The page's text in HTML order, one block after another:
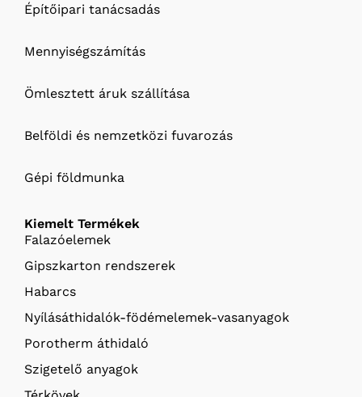
Építőipari tanácsadás
Mennyiségszámítás
Ömlesztett áruk szállítása
Belföldi és nemzetközi fuvarozás
Gépi földmunka
Kiemelt Termékek
Falazóelemek
Gipszkarton rendszerek
Habarcs
Nyílásáthidalók-födémelemek-vasanyagok
Porotherm áthidaló
Szigetelő anyagok